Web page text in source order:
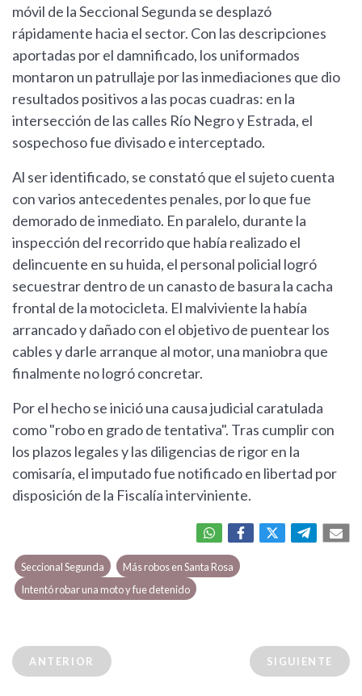
móvil de la Seccional Segunda se desplazó
rápidamente hacia el sector. Con las descripciones
aportadas por el damnificado, los uniformados
montaron un patrullaje por las inmediaciones que dio
resultados positivos a las pocas cuadras: en la
intersección de las calles Río Negro y Estrada, el
sospechoso fue divisado e interceptado.
Al ser identificado, se constató que el sujeto cuenta
con varios antecedentes penales, por lo que fue
demorado de inmediato. En paralelo, durante la
inspección del recorrido que había realizado el
delincuente en su huida, el personal policial logró
secuestrar dentro de un canasto de basura la cacha
frontal de la motocicleta. El malviviente la había
arrancado y dañado con el objetivo de puentear los
cables y darle arranque al motor, una maniobra que
finalmente no logró concretar.
Por el hecho se inició una causa judicial caratulada
como "robo en grado de tentativa". Tras cumplir con
los plazos legales y las diligencias de rigor en la
comisaría, el imputado fue notificado en libertad por
disposición de la Fiscalía interviniente.
Seccional Segunda
Más robos en Santa Rosa
Intentó robar una moto y fue detenido
ANTERIOR SIGUIENTE